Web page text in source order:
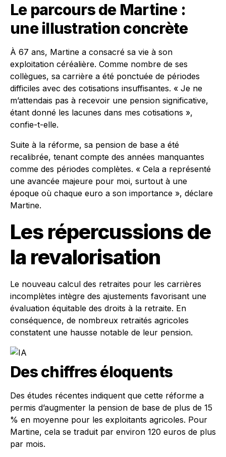
Le parcours de Martine :
une illustration concrète
À 67 ans, Martine a consacré sa vie à son
exploitation céréalière. Comme nombre de ses
collègues, sa carrière a été ponctuée de périodes
difficiles avec des cotisations insuffisantes. « Je ne
m’attendais pas à recevoir une pension significative,
étant donné les lacunes dans mes cotisations »,
confie-t-elle.
Suite à la réforme, sa pension de base a été
recalibrée, tenant compte des années manquantes
comme des périodes complètes. « Cela a représenté
une avancée majeure pour moi, surtout à une
époque où chaque euro a son importance », déclare
Martine.
Les répercussions de
la revalorisation
Le nouveau calcul des retraites pour les carrières
incomplètes intègre des ajustements favorisant une
évaluation équitable des droits à la retraite. En
conséquence, de nombreux retraités agricoles
constatent une hausse notable de leur pension.
Des chiffres éloquents
Des études récentes indiquent que cette réforme a
permis d’augmenter la pension de base de plus de 15
% en moyenne pour les exploitants agricoles. Pour
Martine, cela se traduit par environ 120 euros de plus
par mois.